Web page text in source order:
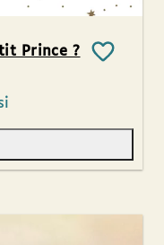
Prince ?